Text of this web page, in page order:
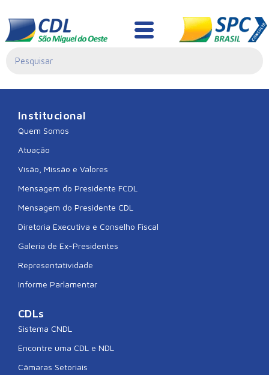
CDL GUARAMIRIM
Institucional
Quem Somos
Atuação
Visão, Missão e Valores
Mensagem do Presidente FCDL
Mensagem do Presidente CDL
Diretoria Executiva e Conselho Fiscal
Galeria de Ex-Presidentes
Representatividade
Informe Parlamentar
CDLs
Sistema CNDL
Encontre uma CDL e NDL
Câmaras Setoriais